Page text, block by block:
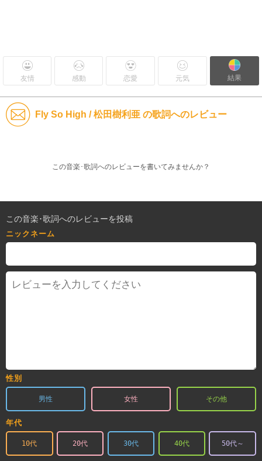
友情 感動 恋愛 元気 結果
Fly So High / 松田樹利亜 の歌詞へのレビュー
この音楽･歌詞へのレビューを書いてみませんか？
この音楽･歌詞へのレビューを投稿
ニックネーム
性別
男性 女性 その他
年代
10代 20代 30代 40代 50代～